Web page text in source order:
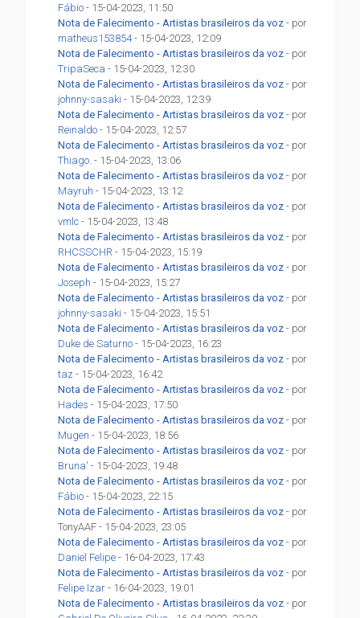
Fábio - 15-04-2023, 11:50
Nota de Falecimento - Artistas brasileiros da voz - por
matheus153854- 15-04-2023, 12:09
Nota de Falecimento - Artistas brasileiros da voz - por
TripaSeca - 15-04-2023, 12:30
Nota de Falecimento - Artistas brasileiros da voz - por
johnny-sasaki - 15-04-2023, 12:39
Nota de Falecimento - Artistas brasileiros da voz - por
Reinaldo - 15-04-2023, 12:57
Nota de Falecimento - Artistas brasileiros da voz - por
Thiago. - 15-04-2023, 13:06
Nota de Falecimento - Artistas brasileiros da voz - por
Mayruh - 15-04-2023, 13:12
Nota de Falecimento - Artistas brasileiros da voz - por
vmlc - 15-04-2023, 13:48
Nota de Falecimento - Artistas brasileiros da voz - por
RHCSSCHR - 15-04-2023, 15:19
Nota de Falecimento - Artistas brasileiros da voz - por
Joseph - 15-04-2023, 15:27
Nota de Falecimento - Artistas brasileiros da voz - por
johnny-sasaki - 15-04-2023, 15:51
Nota de Falecimento - Artistas brasileiros da voz - por
Duke de Saturno - 15-04-2023, 16:23
Nota de Falecimento - Artistas brasileiros da voz - por
taz - 15-04-2023, 16:42
Nota de Falecimento - Artistas brasileiros da voz - por
Hades - 15-04-2023, 17:50
Nota de Falecimento - Artistas brasileiros da voz - por
Mugen - 15-04-2023, 18:56
Nota de Falecimento - Artistas brasileiros da voz - por
Bruna' - 15-04-2023, 19:48
Nota de Falecimento - Artistas brasileiros da voz - por
Fábio - 15-04-2023, 22:15
Nota de Falecimento - Artistas brasileiros da voz - por
TonyAAF - 15-04-2023, 23:05
Nota de Falecimento - Artistas brasileiros da voz - por
Daniel Felipe - 16-04-2023, 17:43
Nota de Falecimento - Artistas brasileiros da voz - por
Felipe Izar - 16-04-2023, 19:01
Nota de Falecimento - Artistas brasileiros da voz - por